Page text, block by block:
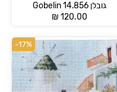
גובלן 14.856 Gobelin
₪ 120.00
-17%